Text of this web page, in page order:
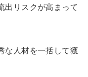
出リスクが高まって
な人材を一括して獲